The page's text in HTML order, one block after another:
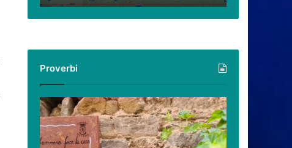
mappa
virtuale
video
Proverbi
Podcast
–
I
proverbi